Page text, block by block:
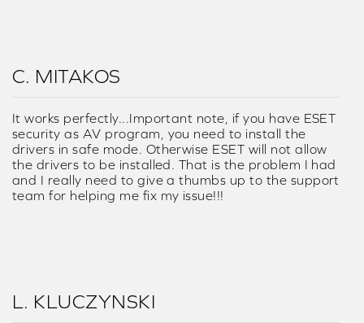
since the headphone/mic jack is on the right side of
the laptop and that's where I have my mouse since
I'm right handed. Bad design imho. I wasn't actually
expecting to be able to hear the difference since I
spent a lot of my childhood listening to loud music
and now I can't hear well enough to call myself an